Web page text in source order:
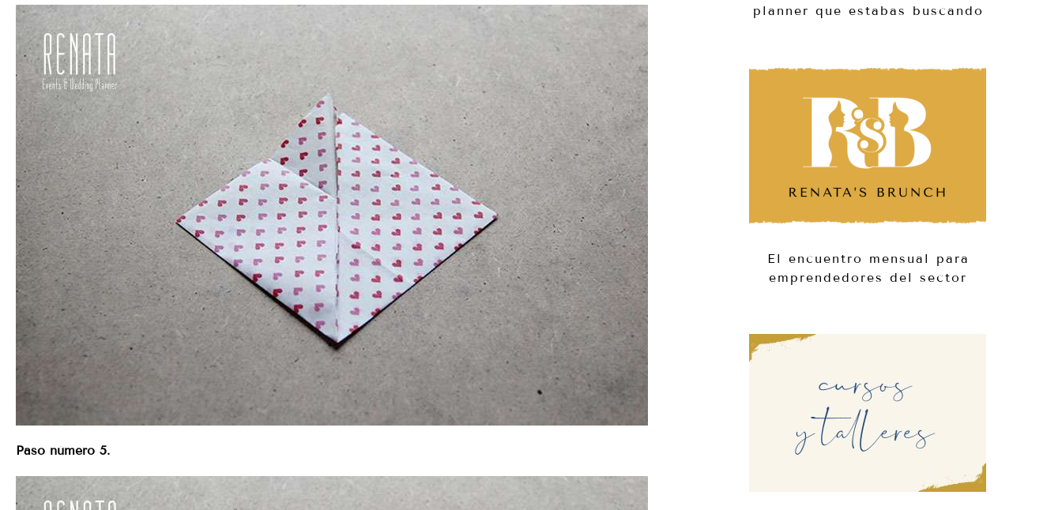
Paso número 5.
planner que estabas buscando
El encuentro mensual para
emprendedores del sector